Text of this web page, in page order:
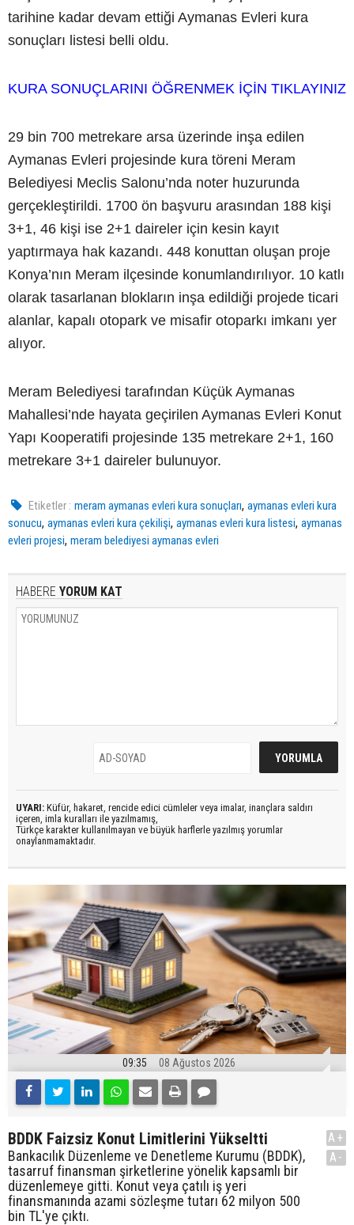
tarihine kadar devam ettiği Aymanas Evleri kura
sonuçları listesi belli oldu.
KURA SONUÇLARINI ÖĞRENMEK İÇİN TIKLAYINIZ
29 bin 700 metrekare arsa üzerinde inşa edilen
Aymanas Evleri projesinde kura töreni Meram
Belediyesi Meclis Salonu’nda noter huzurunda
gerçekleştirildi. 1700 ön başvuru arasından 188 kişi
3+1, 46 kişi ise 2+1 daireler için kesin kayıt
yaptırmaya hak kazandı. 448 konuttan oluşan proje
Konya’nın Meram ilçesinde konumlandırılıyor. 10 katlı
olarak tasarlanan blokların inşa edildiği projede ticari
alanlar, kapalı otopark ve misafir otoparkı imkanı yer
alıyor.
Meram Belediyesi tarafından Küçük Aymanas
Mahallesi’nde hayata geçirilen Aymanas Evleri Konut
Yapı Kooperatifi projesinde 135 metrekare 2+1, 160
metrekare 3+1 daireler bulunuyor.
Etiketler : meram aymanas evleri kura sonuçları,aymanas evleri kura
sonucu, aymanas evleri kura çekilişi, aymanas evleri kura listesi, aymanas
evleri projesi, meram belediyesi aymanas evleri
HABERE YORUM KAT
UYARI: Küfür, hakaret, rencide edici cümleler veya imalar, inançlara saldırı
içeren, imla kuralları ile yazılmamış,
Türkçe karakter kullanılmayan ve büyük harflerle yazılmış yorumlar
onaylanmamaktadır.
09:35 08 Ağustos 2026
BDDK Faizsiz Konut Limitlerini Yükseltti
Bankacılık Düzenleme ve Denetleme Kurumu (BDDK),
tasarruf finansman şirketlerine yönelik kapsamlı bir
düzenlemeye gitti. Konut veya çatılı iş yeri
finansmanında azami sözleşme tutarı 62 milyon 500
bin TL'ye çıktı.
A+
A-